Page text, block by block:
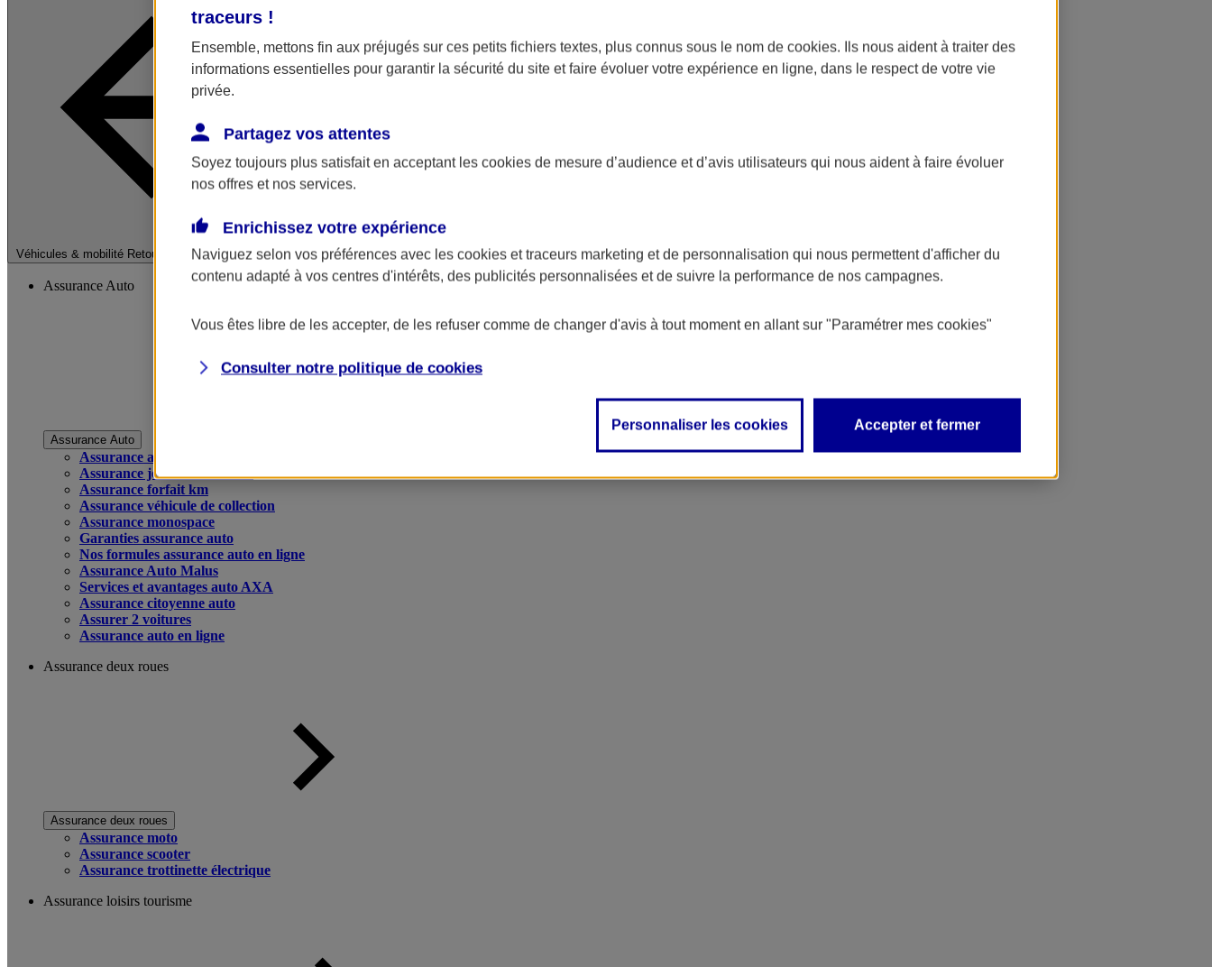
Véhicules & mobilité Retour à la section précédente
Fermer le menu principal
Assurance Auto
Assurance Auto
Assurance auto
Assurance jeune conducteur
Assurance forfait km
Assurance véhicule de collection
Assurance monospace
Garanties assurance auto
Nos formules assurance auto en ligne
Assurance Auto Malus
Services et avantages auto AXA
Assurance citoyenne auto
Assurer 2 voitures
Assurance auto en ligne
Assurance deux roues
Assurance deux roues
Assurance moto
Assurance scooter
Assurance trottinette électrique
Assurance loisirs tourisme
traceurs !
Ensemble, mettons fin aux préjugés sur ces petits fichiers textes, plus connus sous le nom de cookies. Ils nous aident à traiter des
informations essentielles pour garantir la sécurité du site et faire évoluer votre expérience en ligne, dans le respect de votre vie
privée.
Partagez vos attentes
Soyez toujours plus satisfait en acceptant les cookies de mesure d’audience et d’avis utilisateurs qui nous aident à faire évoluer
nos offres et nos services.
Enrichissez votre expérience
Naviguez selon vos préférences avec les cookies et traceurs marketing et de personnalisation qui nous permettent d'afficher du
contenu adapté à vos centres d'intérêts, des publicités personnalisées et de suivre la performance de nos campagnes.
Vous êtes libre de les accepter, de les refuser comme de changer d'avis à tout moment en allant sur "Paramétrer mes cookies"
Consulter notre politique de cookies
Personnaliser les cookies Accepter et fermer